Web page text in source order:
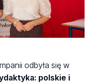
odbyła się w
polskie i